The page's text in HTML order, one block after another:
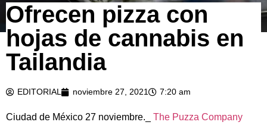
Ofrecen pizza con
hojas de cannabis en
Tailandia
EDITORIAL noviembre 27, 2021 7:20 am
Ciudad de México 27 noviembre._ The Puzza Company